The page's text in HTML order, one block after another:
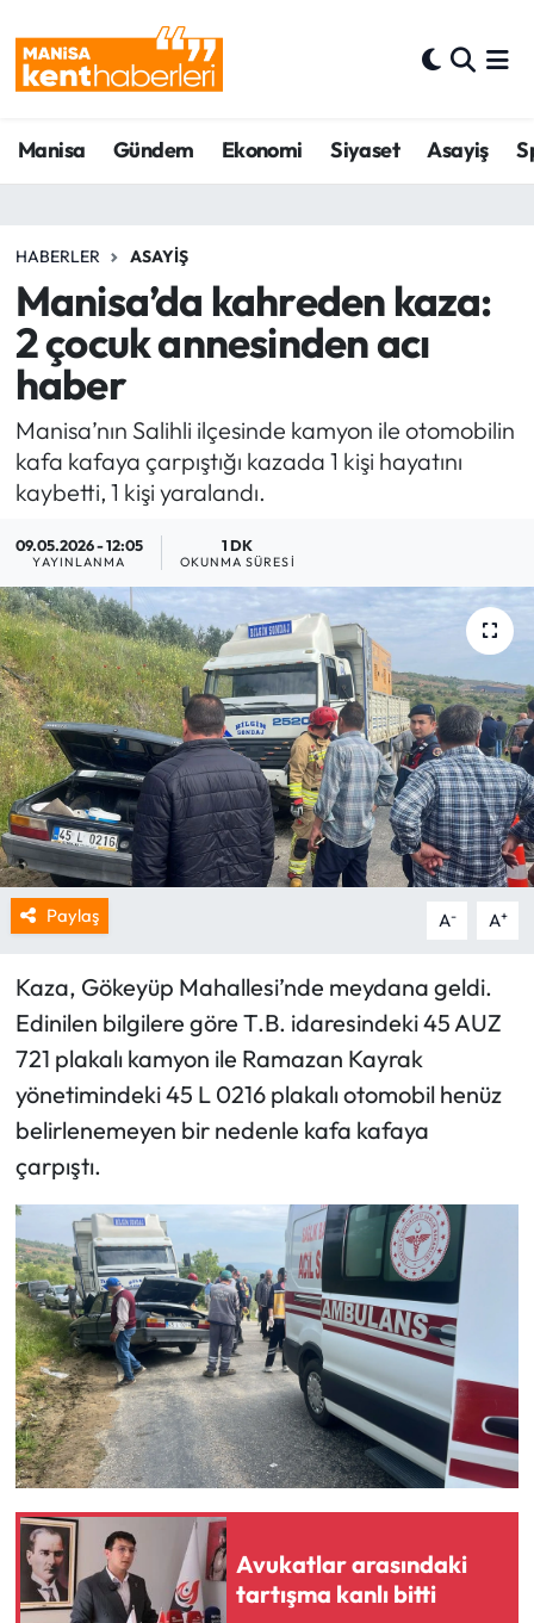
Manisa Gündem Ekonomi Siyaset Asayiş
HABERLER ASAYIŞ
Manisa’da kahreden kaza:
2 çocuk annesinden acı
haber
Manisa’nın Salihli ilçesinde kamyon ile otomobilin
kafa kafaya çarpıştığı kazada 1 kişi hayatını
kaybetti, 1 kişi yaralandı.
09.05.2026 - 12:05
YAYINLANMA
1 DK
OKUNMA SÜRESI
Paylaş A- A+
Kaza, Gökeyüp Mahallesi’nde meydana geldi.
Edinilen bilgilere göre T.B. idaresindeki 45 AUZ
721 plakalı kamyon ile Ramazan Kayrak
yönetimindeki 45 L 0216 plakalı otomobil henüz
belirlenemeyen bir nedenle kafa kafaya
çarpıştı.
Avukatlar arasındaki
tartışma kanlı bitti
Ahmetli Hava Durumu
Ahmetli Trafik Yoğunluk Haritası
Tüm Manşetler
Son Dakika Haberleri
Haber Arşivi